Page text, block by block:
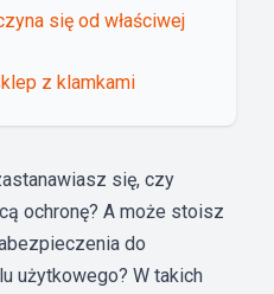
się od właściwej
z klamkami
się, czy
ochronę? A może stoisz
do
użytkowego? W takich